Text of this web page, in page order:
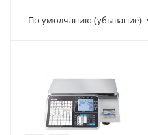
По умолчанию (убывание)